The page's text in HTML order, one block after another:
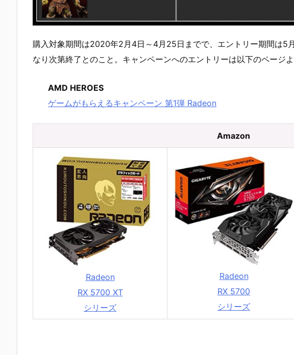
購入対象期間は2020年2月4日～4月25日までで、エントリー期間は5
なり次第終了とのこと。キャンペーンへのエントリーは以下のページ
AMD HEROES
ゲームがもらえるキャンペーン 第1弾 Radeon
Amazon
Radeon
RX 5700 XT
シリーズ
Radeon
RX 5700
シリーズ